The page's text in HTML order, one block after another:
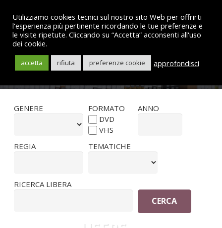
GENERE
FORMATO
DVD
VHS
ANNO
REGIA TEMATICHE
RICERCA LIBERA
Utilizziamo cookies tecnici sul nostro sito Web per offrirti
l'esperienza più pertinente ricordando le tue preferenze e
le visite ripetute. Cliccando su “Accetta” acconsenti all'uso
dei cookie.
accetta rifiuta preferenze cookie approfondisci